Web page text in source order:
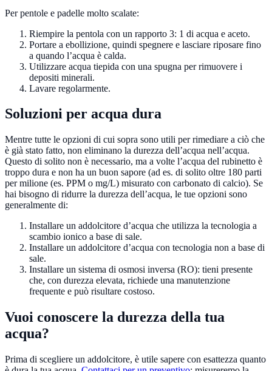
Per pentole e padelle molto scalate:
Riempire la pentola con un rapporto 3: 1 di acqua e aceto.
Portare a ebollizione, quindi spegnere e lasciare riposare fino
a quando l’acqua è calda.
Utilizzare acqua tiepida con una spugna per rimuovere i
depositi minerali.
Lavare regolarmente.
Soluzioni per acqua dura
Mentre tutte le opzioni di cui sopra sono utili per rimediare a ciò che
è già stato fatto, non eliminano la durezza dell’acqua nell’acqua.
Questo di solito non è necessario, ma a volte l’acqua del rubinetto è
troppo dura e non ha un buon sapore (ad es. di solito oltre 180 parti
per milione (es. PPM o mg/L) misurato con carbonato di calcio). Se
hai bisogno di ridurre la durezza dell’acqua, le tue opzioni sono
generalmente di:
Installare un addolcitore d’acqua che utilizza la tecnologia a
scambio ionico a base di sale.
Installare un addolcitore d’acqua con tecnologia non a base di
sale.
Installare un sistema di osmosi inversa (RO): tieni presente
che, con durezza elevata, richiede una manutenzione
frequente e può risultare costoso.
Vuoi conoscere la durezza della tua
acqua?
Prima di scegliere un addolcitore, è utile sapere con esattezza quanto